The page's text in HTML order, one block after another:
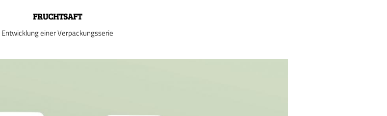
FRUCHTSAFT
Entwicklung einer Verpackungsserie